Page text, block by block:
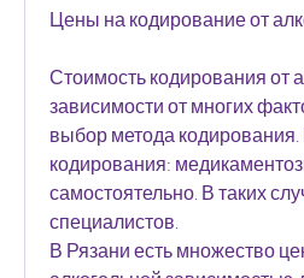
Цены на кодирование от
Стоимость кодирования от
зависимости от многих
выбор метода
кодирования:
самостоятельно. В таких
специалистов.
В Рязани есть множество